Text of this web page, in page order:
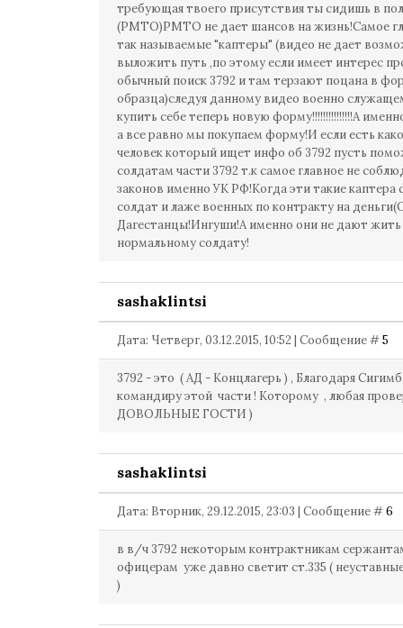
требующая твоего присутствия ты сидишь в
(РМТО)РМТО не дает шансов на жизнь!Самое
так называемые "каптеры" (видео не дает
выложить путь ,по этому если имеет интерес
обычный поиск 3792 и там терзают поцана в
образца)следуя данному видео военно
купить себе теперь новую форму!!!!!!!!!!!!!!!А
а все равно мы покупаем форму!И если есть
человек который ищет инфо об 3792 пусть
солдатам части 3792 т.к самое главное не
законов именно УК РФ!Когда эти такие каптера
солдат и лаже военных по контракту на
Дагестанцы!Ингуши!А именно они не дают жить
нормальному солдату!
sashaklintsi
Дата: Четверг, 03.12.2015, 10:52 | Сообщение #5
3792 - это ( АД - Концлагерь ) , Благодаря
командиру этой части ! Которому , любая
ДОВОЛЬНЫЕ ГОСТИ )
sashaklintsi
Дата: Вторник, 29.12.2015, 23:03 | Сообщение #6
в в/ч 3792 некоторым контрактникам
офицерам уже давно светит ст.335 (
)